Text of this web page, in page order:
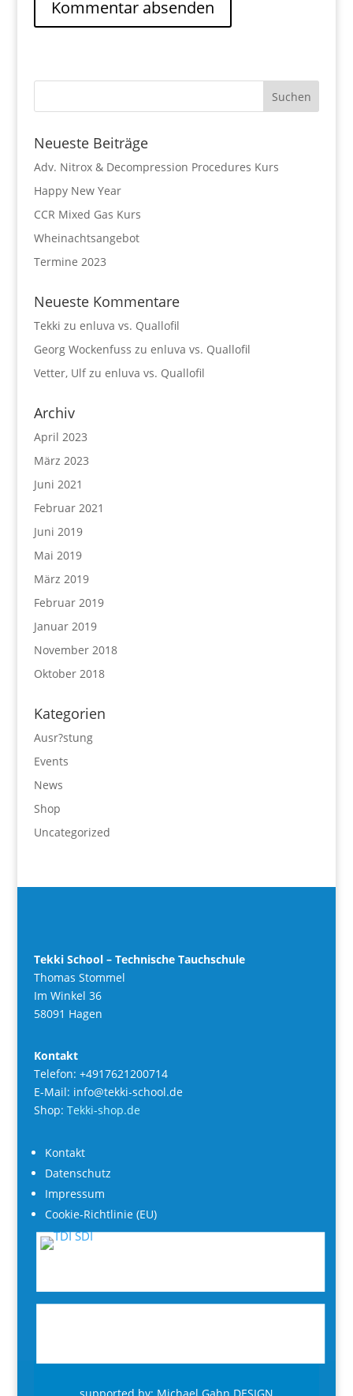
Neueste Beiträge
Adv. Nitrox & Decompression Procedures Kurs
Happy New Year
CCR Mixed Gas Kurs
Wheinachtsangebot
Termine 2023
Neueste Kommentare
Tekki zu enluva vs. Quallofil
Georg Wockenfuss zu enluva vs. Quallofil
Vetter, Ulfzu enluva vs. Quallofil
Archiv
April 2023
März 2023
Juni 2021
Februar 2021
Juni 2019
Mai 2019
März 2019
Februar 2019
Januar 2019
November 2018
Oktober 2018
Kategorien
Ausr?stung
Events
News
Shop
Uncategorized
Tekki School – Technische Tauchschule
Thomas Stommel
Im Winkel 36
58091 Hagen
Kontakt
Telefon: +4917621200714
E-Mail: info@tekki-school.de
Shop: Tekki-shop.de
Kontakt
Datenschutz
Impressum
Cookie-Richtlinie (EU)